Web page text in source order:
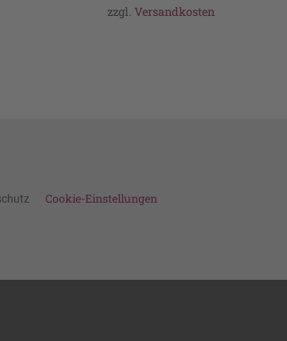
zzgl. Versandkosten
Cookie-Einstellungen